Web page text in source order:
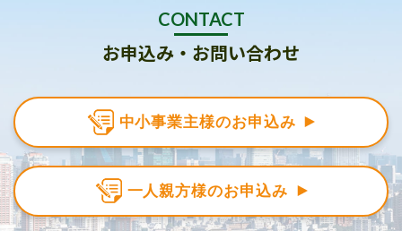
CONTACT
お申込み・お問い合わせ
中小事業主様のお申込み
一人親方様のお申込み